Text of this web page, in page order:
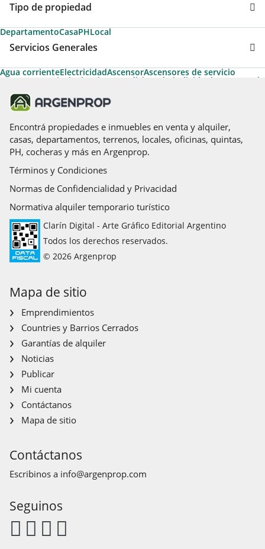
Tipo de propiedad
DepartamentoCasaPHLocal
Servicios Generales
Agua corrienteElectricidadAscensorAscensores de servicio
Ascensores principales Aire acondicionado individual Gas natural
Calefacción tiro balanceado
Temporario TurísticoAire acondicionado central
Aire caliente
Encontrá propiedades e inmuebles en venta y alquiler,
casas, departamentos, terrenos, locales, oficinas, quintas,
PH, cocheras y más en Argenprop.
Términos y Condiciones
Normas de Confidencialidad y Privacidad
Normativa alquiler temporario turístico
Clarín Digital - Arte Gráfico Editorial Argentino
Todos los derechos reservados.
© 2026 Argenprop
Mapa de sitio
Emprendimientos
Countries y Barrios Cerrados
Garantías de alquiler
Noticias
Publicar
Mi cuenta
Contáctanos
Mapa de sitio
Contáctanos
Escribinos a info@argenprop.com
Seguinos